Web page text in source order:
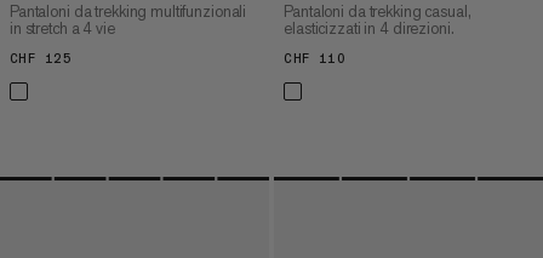
Pantaloni da trekking multifunzionali
in stretch a 4 vie
CHF 125
Pantaloni da trekking casual,
elasticizzati in 4 direzioni.
CHF 110